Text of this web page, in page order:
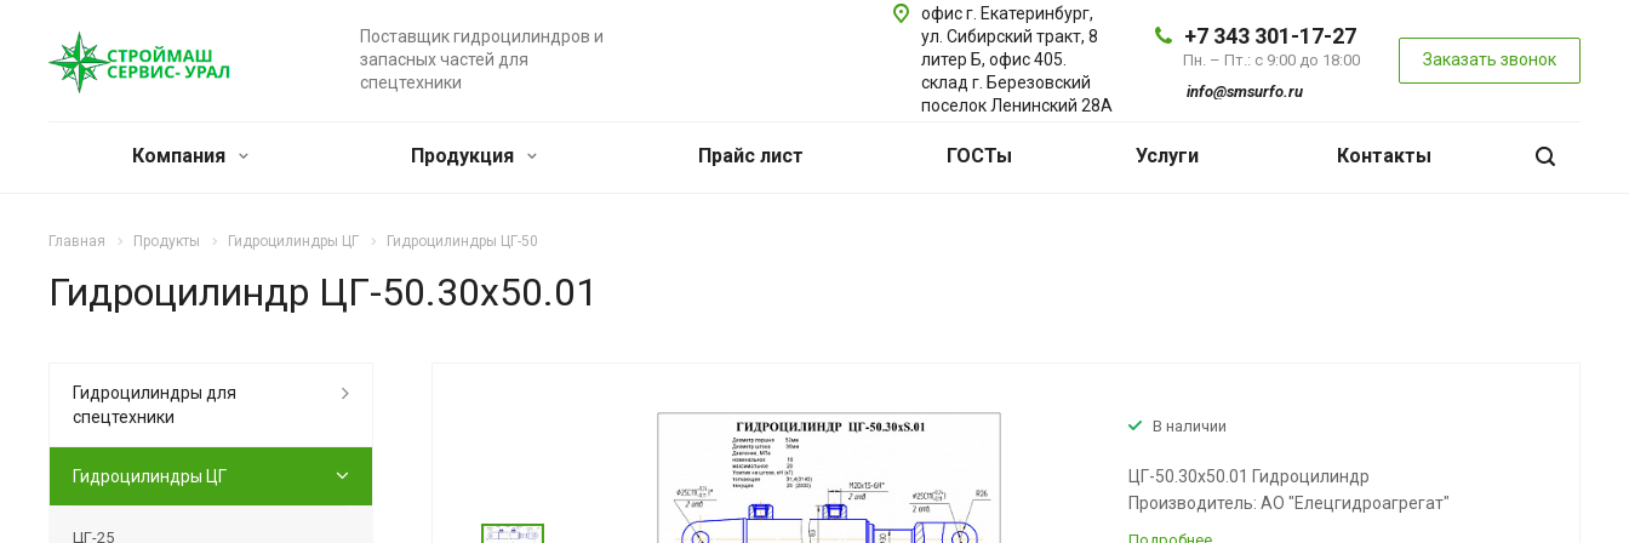
Поставщик гидроцилиндров и
запасных частей для
спецтехники
+7 343 301-17-27
Пн. – Пт.: с 9:00 до 18:00
info@smsurfo.ru
Заказать звонок
офис г. Екатеринбург,
ул. Сибирский тракт, 8
литер Б, офис 405.
склад г. Березовский
поселок Ленинский 28А
Компания Продукция Прайс лист ГОСТы Услуги Контакты
Главная Продукты Гидроцилиндры ЦГ Гидроцилиндры ЦГ-50
Гидроцилиндр ЦГ-50.30х50.01
В наличии
ЦГ-50.30х50.01 Гидроцилиндр
Производитель: АО "Елецгидроагрегат"
Гидроцилиндры для
спецтехники
Гидроцилиндры ЦГ
ЦГ-25